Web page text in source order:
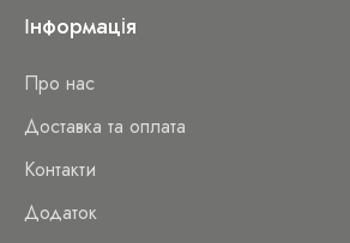
Інформація
Про нас
Доставка та оплата
Контакти
Додаток